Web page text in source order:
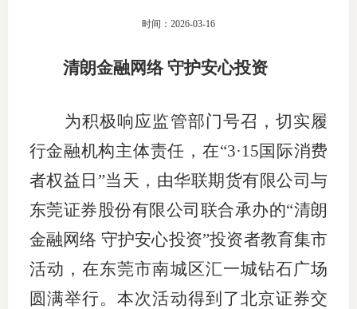
投教书
风险案
期货
业务指
时间：2026-03-16
清朗金融网络 守护安心投资
为积极响应监管部门号召，切实履
行金融机构主体责任，在“3·15国际消费
者权益日”当天，由华联期货有限公司与
东莞证券股份有限公司联合承办的“清朗
金融网络 守护安心投资”投资者教育集市
活动，在东莞市南城区汇一城钻石广场
圆满举行。本次活动得到了北京证券交